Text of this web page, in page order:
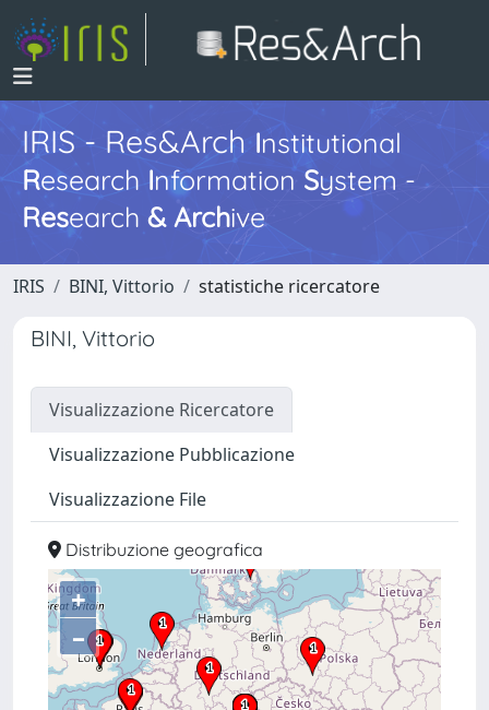
IRIS - Res&ArchInstitutional
Research InformationSystem -
Research & Archive
IRIS BINI, Vittorio statistiche ricercatore
BINI, Vittorio
Visualizzazione Ricercatore
Visualizzazione Pubblicazione
Visualizzazione File
Distribuzione geografica
+
–